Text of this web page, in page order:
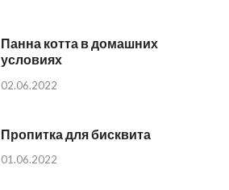
Панна котта в домашних
условиях
02.06.2022
Пропитка для бисквита
01.06.2022